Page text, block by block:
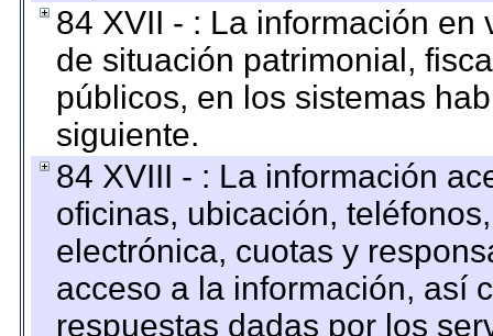
84 XVII - : La información
de situación patrimonial,
públicos, en los sistemas
siguiente.
84 XVIII - : La información
oficinas, ubicación,
electrónica, cuotas y
acceso a la información, así
respuestas dadas por los